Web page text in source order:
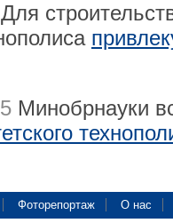
Для
Минобрнауки
Фоторепортаж О нас